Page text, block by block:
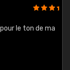
ton de ma